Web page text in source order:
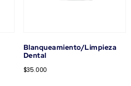
Blanqueamiento/Limpieza
Dental
$35.000